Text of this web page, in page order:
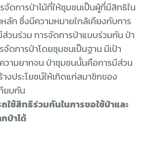
จัดการป่าไม้ที่ให้ชุมชนเป็นผู้ที่มีสิทธิใน
ลัก ซึ่งมีความหมายใกล้เคียงกับการ
วนร่วม การจัดการป่าแบบร่วมกัน ป่า
ดการป่าโดยชุมชนเป็นฐาน มีเป้า
วามยากจน ป่าชุมชนนั้นคือการมีส่วน
างประโยชน์ให้เกิดแก่สมาชิกของ
ยมกัน
ใช้สิทธิร่วมกันในการขอใช้ป่าและ
ป่าได้